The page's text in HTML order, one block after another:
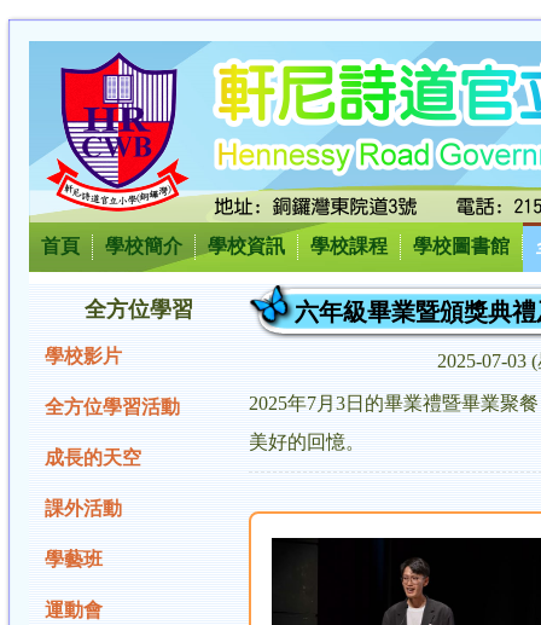
首頁 學校簡介 學校資訊 學校課程 學校圖書館
全方位學習
學校影片
全方位學習活動
成長的天空
課外活動
學藝班
運動會
六年級畢業暨頒獎典
2025-07-03
2025年7月3日的畢業禮暨畢業聚
美好的回憶。